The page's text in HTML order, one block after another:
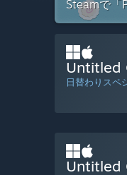
Steamで「
Untitled
日替わりスペ
Untitled